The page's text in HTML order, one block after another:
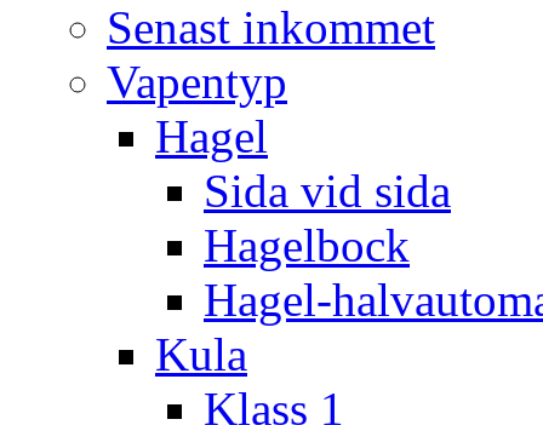
Senast inkommet
Vapentyp
Hagel
Sida vid sida
Hagelbock
Hagel-
Kula
Klass 1